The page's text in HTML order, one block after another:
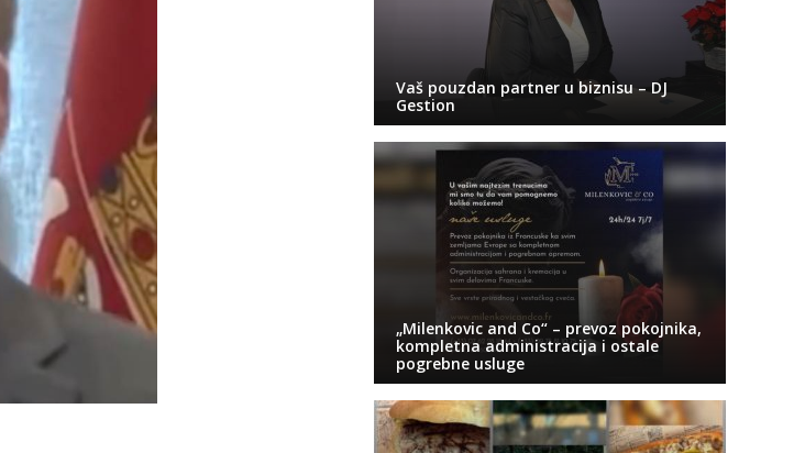
Vaš pouzdan partner u biznisu – DJ
Gestion
„Milenkovic and Co“ – prevoz pokojnika,
kompletna administracija i ostale
pogrebne usluge